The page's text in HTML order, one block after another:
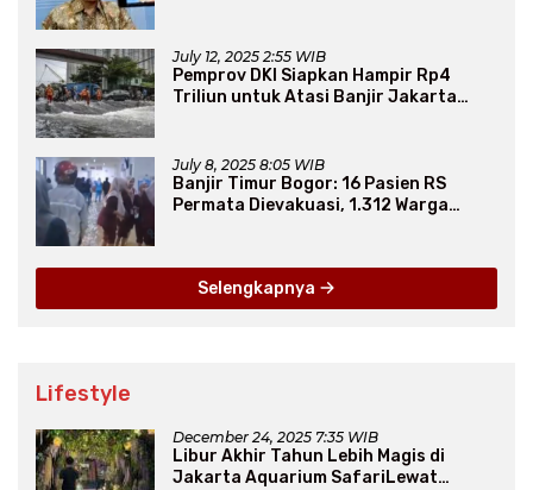
July 12, 2025 2:55 WIB
Pemprov DKI Siapkan Hampir Rp4
Triliun untuk Atasi Banjir Jakarta
July 8, 2025 8:05 WIB
Banjir Timur Bogor: 16 Pasien RS
Permata Dievakuasi, 1.312 Warga
Selengkapnya
Lifestyle
December 24, 2025 7:35 WIB
Libur Akhir Tahun Lebih Magis di
Jakarta Aquarium SafariLewat